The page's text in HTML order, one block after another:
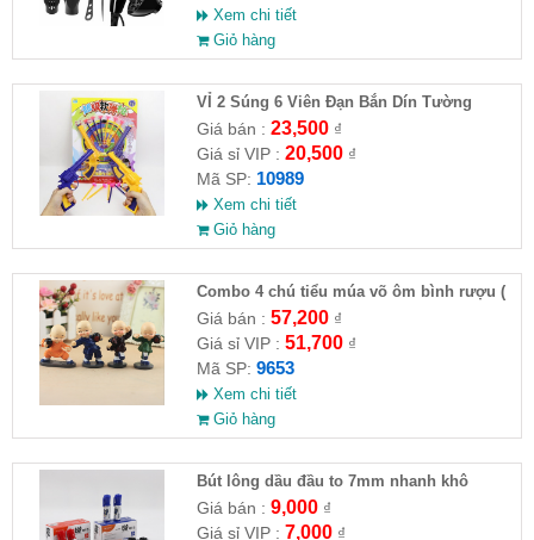
Xem chi tiết
Giỏ hàng
VỈ 2 Súng 6 Viên Đạn Bắn Dín Tường
Giá bán : 23,500₫
Giá sỉ VIP : 20,500₫
Mã SP: 10989
Xem chi tiết
Giỏ hàng
Combo 4 chú tiểu múa võ ôm bình rượu (
HĐ )
Giá bán : 57,200₫
Giá sỉ VIP : 51,700₫
Mã SP: 9653
Xem chi tiết
Giỏ hàng
Bút lông dầu đầu to 7mm nhanh khô
Giá bán : 9,000₫
Giá sỉ VIP : 7,000₫